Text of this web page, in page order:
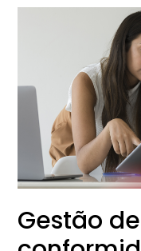
Gestão
conformidades
etapas
como
fazer?